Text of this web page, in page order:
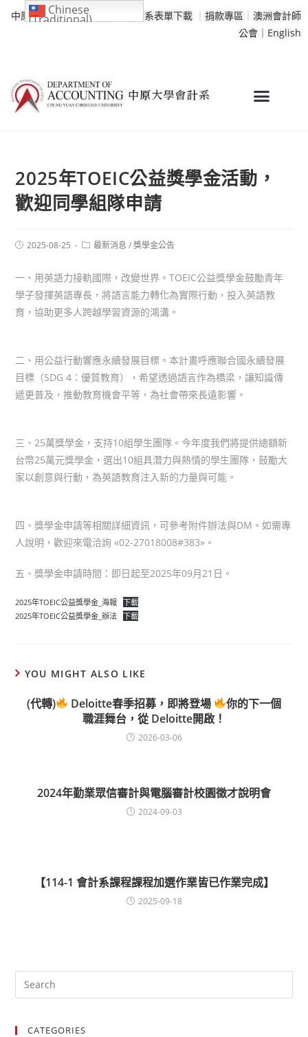
中原大學｜學校行事曆 會計系表單下載 ｜ 捐款專區 ｜ 澳洲會計師
公會｜ English
2025年TOEIC公益獎學金活動，
歡迎同學組隊申請
2025-08-25 最新消息 / 獎學金公告
一、用英語力接軌國際，改變世界。TOEIC公益獎學金鼓勵青年
學子發揮英語專長，將語言能力轉化為實際行動，投入英語教
育，協助更多人跨越學習資源的鴻溝。
二、用公益行動響應永續發展目標。本計畫呼應聯合國永續發展
目標（SDG 4：優質教育），希望透過語言作為橋梁，讓知識傳
遞更普及，推動教育機會平等，為社會帶來長遠影響。
三、25萬獎學金，支持10組學生團隊。今年度我們將提供總額新
台幣25萬元獎學金，選出10組具潛力與熱情的學生團隊，鼓勵大
家以創意與行動，為英語教育注入新的力量與可能。
四、獎學金申請等相關詳細資訊，可參考附件辦法與DM。如需專
人說明，歡迎來電洽詢 «02-27018008#383»。
五、獎學金申請時間：即日起至2025年09月21日。
2025年TOEIC公益獎學金_海報 下載
2025年TOEIC公益獎學金_辦法 下載
YOU MIGHT ALSO LIKE
(代轉) Deloitte春季招募，即將登場
你的下一個
職涯舞台，從 Deloitte開啟！
2026-03-06
2024年勤業眾信審計與電腦審計校園徵才說明會
2024-09-03
【114-1 會計系課程課程加選作業皆已作業完成】
2025-09-18
CATEGORIES
Chinese
(Traditional)